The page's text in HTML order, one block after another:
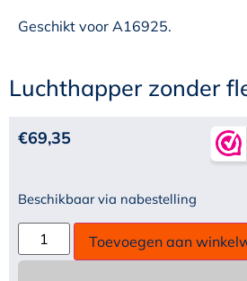
Geschikt voor A16925.
Luchthapper zonder
€69,35
Beschikbaar via nabestelling
Toevoegen aan